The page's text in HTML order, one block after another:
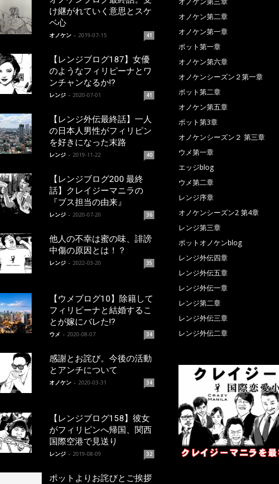
け継がれていく意思とスケ
ベ心
オノケン - 2019-07-15 41
【レンジブログ187】女優
のようなフィリピーナとワ
ンチャンなるか!?
レンジ - 2020-07-01 41
【レンジ外伝最終話】一人
の日本人男性がフィリピン
を好きになった末路
レンジ - 2019-11-22 40
【レンジブログ200 最終
話】クレイジーマニラの
『ブス担当の由来』
レンジ - 2020-07-20 36
他人の不幸は蜜の味、誹謗
中傷の原因とは！？
レンジ - 2022-03-20 35
【ウメブログ10】除籍して
フィリピーナと結婚するこ
とが嫁にバレた!?
ウメ - 2020-08-07 34
感謝とお詫び。今後の活動
とアンチについて
オノケン - 2020-03-31 34
【レンジブログ158】彼女
がフィリピンへ帰国、関西
国際空港で見送り
レンジ - 2019-08-09 32
ポットよりお詫びとご挨拶
オノケン第二章
オノケン第一章
ポット第一章
オノケン第六章
オノケンシーズン２第一章
ポット第二章
オノケン第五章
ポット第3章
オノケンシーズン２ 第三章
ウメ第一章
エッジblog
ウメ第二章
レンジ序章
オノケンシーズン2 第4章
レンジ第三章
ポットオノケンblog
レンジ外伝四章
レンジ外伝五章
レンジ外伝一章
レンジ第二章
レンジ外伝三章
レンジ外伝二章